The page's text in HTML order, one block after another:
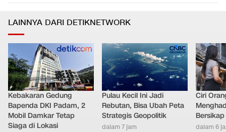
LAINNYA DARI DETIKNETWORK
Kebakaran Gedung
Bapenda DKI Padam, 2
Mobil Damkar Tetap
Siaga di Lokasi
Pulau Kecil Ini Jadi
Rebutan, Bisa Ubah Peta
Strategis Geopolitik
dalam 7 jam
Ciri
dalam 6